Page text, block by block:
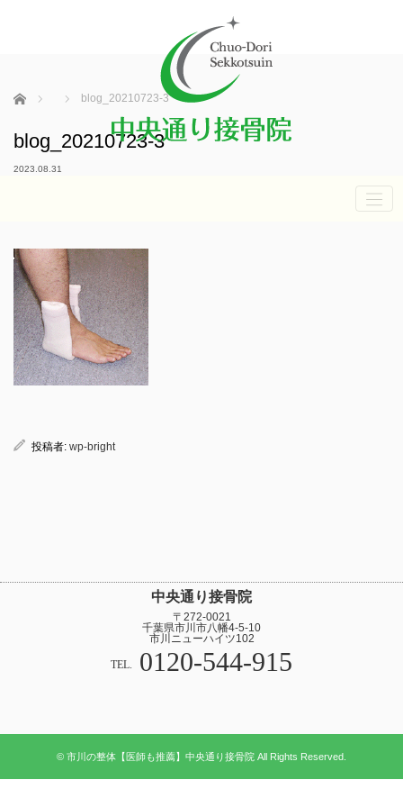
ホーム blog_20210723-3
blog_20210723-3
2023.08.31
投稿者: wp-bright
中央通り接骨院
〒272-0021
千葉県市川市八幡4-5-10
市川ニューハイツ102
TEL. 0120-544-915
© 市川の整体【医師も推薦】中央通り接骨院 All Rights Reserved.